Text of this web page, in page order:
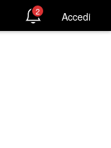
2 Accedi